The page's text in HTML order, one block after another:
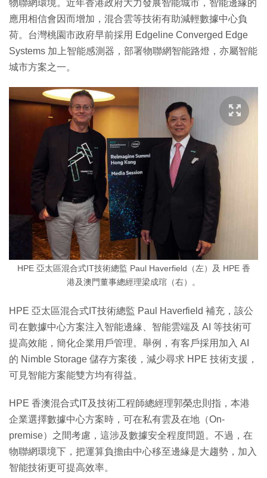
物聯網環境。近年香港政府大力發展智能城市，智能邊緣的
應用相信會因而增加，混合雲等技術有助減輕數據中心負
荷。台灣桃園市政府早前採用 Edgeline Converged Edge
Systems 加上智能感測器，部署物聯網智能路燈，亦屬智能
城市方案之一。
HPE 亞太區混合式IT技術總監 Paul Haverfield（左）及 HPE 香
港及澳門董事總經理梁成琯（右）。
HPE 亞太區混合式IT技術總監 Paul Haverfield 補充，該公
司在數據中心方案注入智能邊緣、智能雲端及 AI 等技術可
提高效能，簡化企業用戶管理。舉例，有客戶採用加入 AI
的 Nimble Storage 儲存方案後，減少尋求 HPE 技術支援，
可見智能方案能雙方均有得益。
HPE 香澳混合式IT及技術工程師總經理郭榮忠則指，本港
企業選擇數據中心方案時，可在私有雲及在地（On-
premise）之間考慮，這涉及數據安全程度問題。不過，在
物聯網環境下，把運算負擔由中心移至邊緣是大趨勢，加入
智能技術更可提高效率。